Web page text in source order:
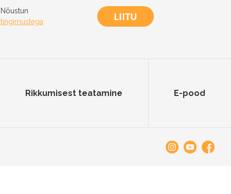
Nõustun
tingimustega
LIITU
Rikkumisest teatamine E-pood